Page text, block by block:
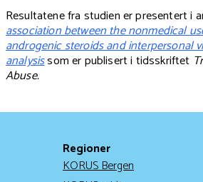
Resultatene fra studien er presentert i
association between the nonmedical
androgenic steroids and interpersonal
analysissom er publisert i tidsskriftet
Abuse.
Regioner
KORUS Bergen